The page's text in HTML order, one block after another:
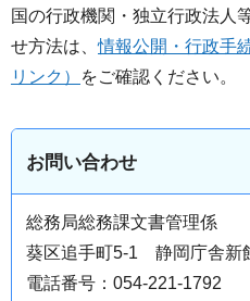
国の行政機関・独立行政法人
せ方法は、情報公開・行政手
リンク）
をご確認ください。
お問い合わせ
総務局総務課文書管理係
葵区追手町5-1 静岡庁舎新
電話番号：054-221-1792